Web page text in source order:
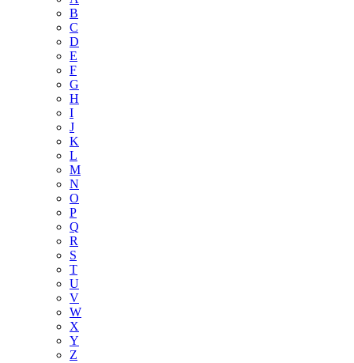
B
C
D
E
F
G
H
I
J
K
L
M
N
O
P
Q
R
S
T
U
V
W
X
Y
Z